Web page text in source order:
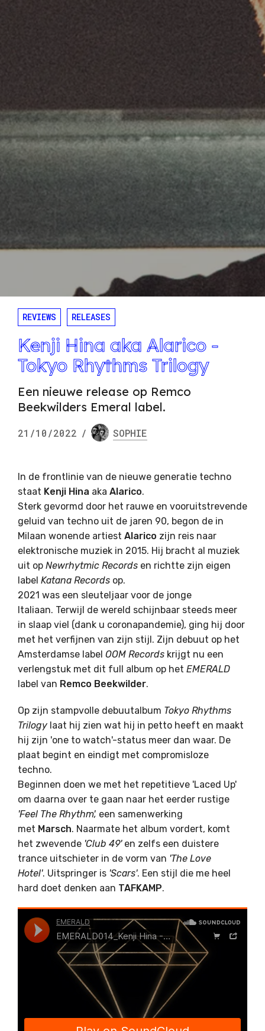
REVIEWS RELEASES
Kenji Hina aka Alarico -
Tokyo Rhythms Trilogy
Een nieuwe release op Remco
Beekwilders Emeral label.
21/10/2022 / SOPHIE
In de frontlinie van de nieuwe generatie techno
staat Kenji Hina aka Alarico.
Sterk gevormd door het rauwe en vooruitstrevende
geluid van techno uit de jaren 90, begon de in
Milaan wonende artiest Alarico zijn reis naar
elektronische muziek in 2015. Hij bracht al muziek
uit op Newrhytmic Records en richtte zijn eigen
label Katana Records op.
2021 was een sleuteljaar voor de jonge
Italiaan. Terwijl de wereld schijnbaar steeds meer
in slaap viel (dank u coronapandemie), ging hij door
met het verfijnen van zijn stijl. Zijn debuut op het
Amsterdamse label OOM Records krijgt nu een
verlengstuk met dit full album op het EMERALD
label van Remco Beekwilder.
Op zijn stampvolle debuutalbum Tokyo Rhythms
Trilogy laat hij zien wat hij in petto heeft en maakt
hij zijn 'one to watch'-status meer dan waar. De
plaat begint en eindigt met compromisloze
techno.
Beginnen doen we met het repetitieve 'Laced Up'
om daarna over te gaan naar het eerder rustige
'Feel The Rhythm', een samenwerking
met Marsch. Naarmate het album vordert, komt
het zwevende 'Club 49' en zelfs een duistere
trance uitschieter in de vorm van 'The Love
Hotel'. Uitspringer is 'Scars'. Een stijl die me heel
hard doet denken aan TAFKAMP.